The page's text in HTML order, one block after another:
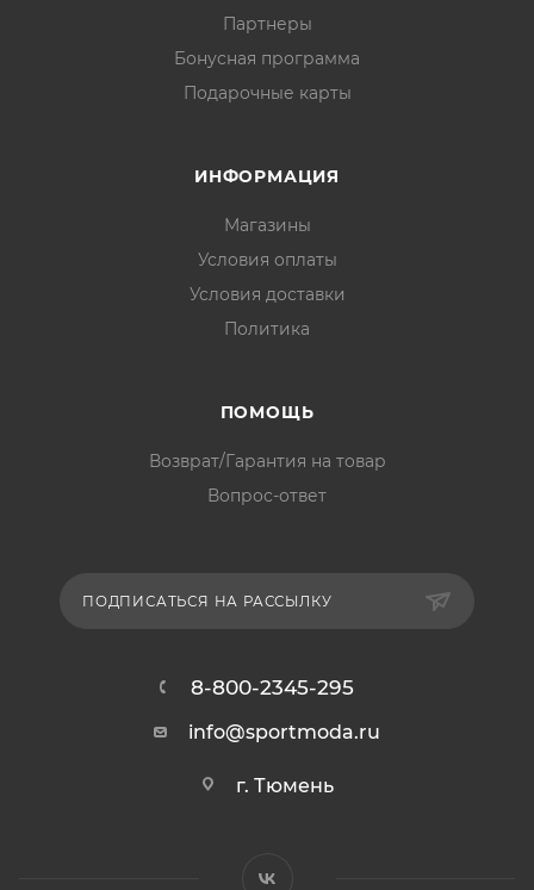
Партнеры
Бонусная программа
Подарочные карты
ИНФОРМАЦИЯ
Магазины
Условия оплаты
Условия доставки
Политика
ПОМОЩЬ
Возврат/Гарантия на товар
Вопрос-ответ
ПОДПИСАТЬСЯ НА РАССЫЛКУ
8-800-2345-295
info@sportmoda.ru
г. Тюмень